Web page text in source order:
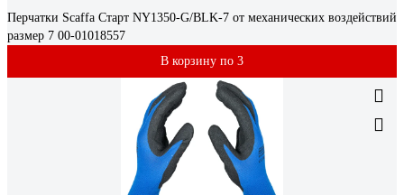
Перчатки Scaffa Старт NY1350-G/BLK-7 от механических воздействий
размер 7 00-01018557
В корзину по 3